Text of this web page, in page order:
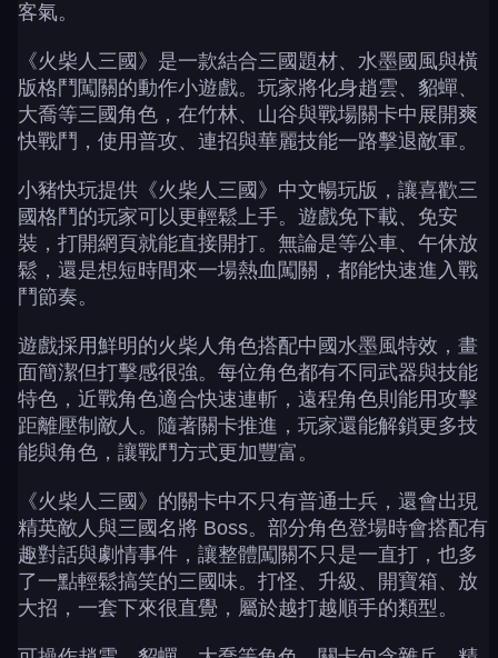
客氣。
《火柴人三國》是一款結合三國題材、水墨國風與橫
版格鬥闖關的動作小遊戲。玩家將化身趙雲、貂蟬、
大喬等三國角色，在竹林、山谷與戰場關卡中展開爽
快戰鬥，使用普攻、連招與華麗技能一路擊退敵軍。
小豬快玩提供《火柴人三國》中文暢玩版，讓喜歡三
國格鬥的玩家可以更輕鬆上手。遊戲免下載、免安
裝，打開網頁就能直接開打。無論是等公車、午休放
鬆，還是想短時間來一場熱血闖關，都能快速進入戰
鬥節奏。
遊戲採用鮮明的火柴人角色搭配中國水墨風特效，畫
面簡潔但打擊感很強。每位角色都有不同武器與技能
特色，近戰角色適合快速連斬，遠程角色則能用攻擊
距離壓制敵人。隨著關卡推進，玩家還能解鎖更多技
能與角色，讓戰鬥方式更加豐富。
《火柴人三國》的關卡中不只有普通士兵，還會出現
精英敵人與三國名將 Boss。部分角色登場時會搭配有
趣對話與劇情事件，讓整體闖關不只是一直打，也多
了一點輕鬆搞笑的三國味。打怪、升級、開寶箱、放
大招，一套下來很直覺，屬於越打越順手的類型。